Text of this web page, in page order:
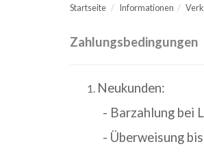
Startseite Informationen
Zahlungsbedingungen
Neukunden:
- Barzahlung bei
- Überweisung bis